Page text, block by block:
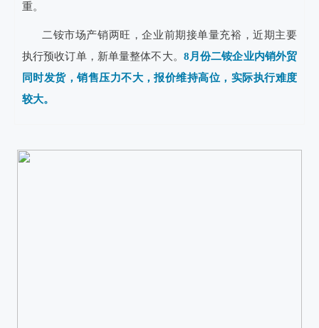
重。
二铵市场产销两旺，企业前期接单量充裕，近期主要
执行预收订单，新单量整体不大。 8月份二铵企业内销外贸
同时发货，销售压力不大，报价维持高位，实际执行难度
较大。